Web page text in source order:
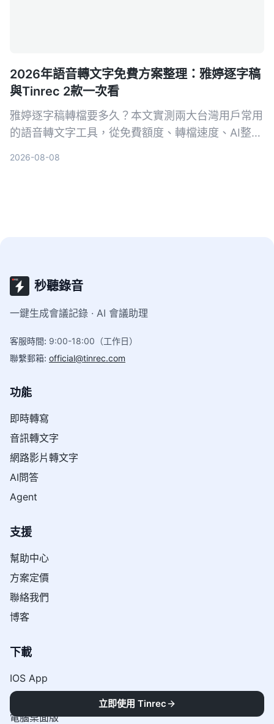
2026年語音轉文字免費方案整理：雅婷逐字稿
與Tinrec 2款一次看
雅婷逐字稿轉檔要多久？本文實測兩大台灣用戶常用
的語音轉文字工具，從免費額度、轉檔速度、AI整理
2026-08-08
秒聽錄音
一鍵生成會議記錄 · AI 會議助理
客服時間: 9:00-18:00（工作日）
聯繫郵箱: official@tinrec.com
功能
即時轉寫
音訊轉文字
網路影片轉文字
AI問答
Agent
支援
幫助中心
方案定價
聯絡我們
博客
下載
IOS App
Android App
電腦桌面版
立即使用 Tinrec